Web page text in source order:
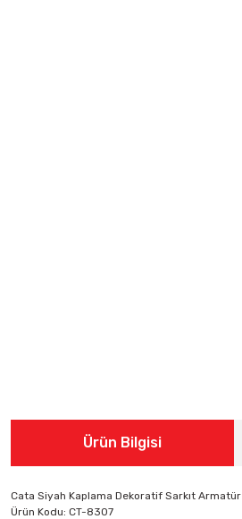
Ürün Bilgisi
Cata Siyah Kaplama Dekoratif Sarkıt Armatür
Ürün Kodu: CT-8307